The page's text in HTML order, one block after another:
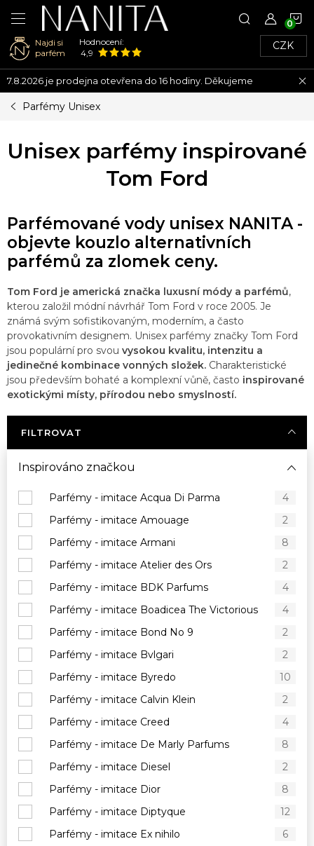
Přejít
na
obsah
Najdi si
parfém
Hodnocení:
4,9
CZK
7.8.2026 je prodejna otevřena do 16 hodiny. Děkujeme
Parfémy Unisex
Unisex parfémy inspirované
Tom Ford
Parfémované vody unisex NANITA -
objevte kouzlo alternativních
parfémů za zlomek ceny.
Tom Ford je americká značka luxusní módy a parfémů,
kterou založil módní návrhář Tom Ford v roce 2005. Je
známá svým sofistikovaným, moderním, a často
provokativním designem. Unisex parfémy značky Tom Ford
jsou populární pro svou vysokou kvalitu, intenzitu a
jedinečné kombinace vonných složek. Charakteristické
jsou především bohaté a komplexní vůně, často inspirované
exotickými místy, přírodou nebo smyslností.
FILTROVAT
Inspirováno značkou
Parfémy - imitace Acqua Di Parma
4
Parfémy - imitace Amouage
2
Parfémy - imitace Armani
8
Parfémy - imitace Atelier des Ors
2
Parfémy - imitace BDK Parfums
4
Parfémy - imitace Boadicea The Victorious
4
Parfémy - imitace Bond No 9
2
Parfémy - imitace Bvlgari
2
Parfémy - imitace Byredo
10
Parfémy - imitace Calvin Klein
2
Parfémy - imitace Creed
4
Parfémy - imitace De Marly Parfums
8
Parfémy - imitace Diesel
2
Parfémy - imitace Dior
8
Parfémy - imitace Diptyque
12
Parfémy - imitace Ex nihilo
6